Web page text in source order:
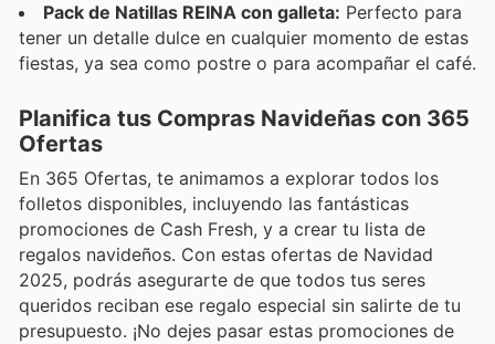
Pack de Natillas REINA con galleta: Perfecto para
tener un detalle dulce en cualquier momento de estas
fiestas, ya sea como postre o para acompañar el café.
Planifica tus Compras Navideñas con 365
Ofertas
En 365 Ofertas, te animamos a explorar todos los
folletos disponibles, incluyendo las fantásticas
promociones de Cash Fresh, y a crear tu lista de
regalos navideños. Con estas ofertas de Navidad
2025, podrás asegurarte de que todos tus seres
queridos reciban ese regalo especial sin salirte de tu
presupuesto. ¡No dejes pasar estas promociones de